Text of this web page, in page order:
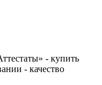
- купить
- качество